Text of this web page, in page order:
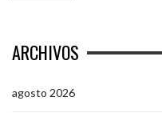
ARCHIVOS
agosto 2026